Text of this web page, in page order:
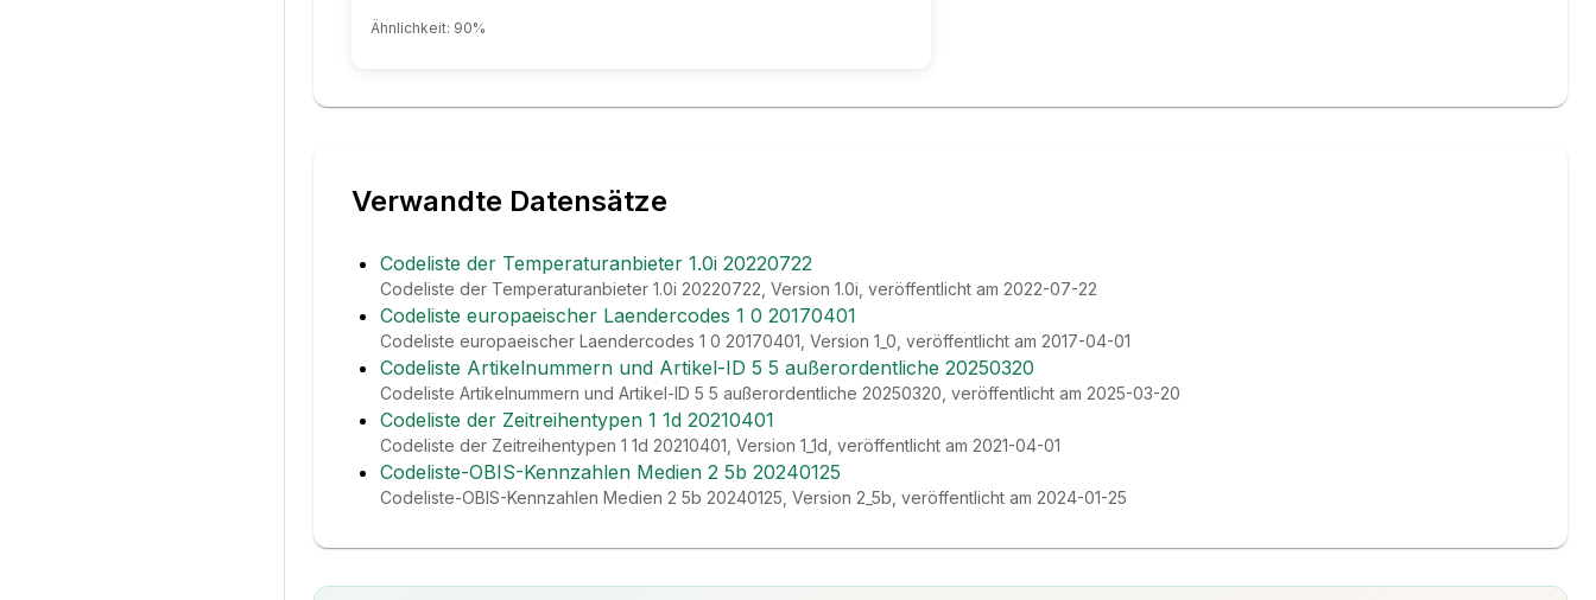
Ähnlichkeit: 90%
Verwandte Datensätze
Codeliste der Temperaturanbieter 1.0i 20220722
Codeliste der Temperaturanbieter 1.0i 20220722, Version 1.0i, veröffentlicht am 2022-07-22
Codeliste europaeischer Laendercodes 1 0 20170401
Codeliste europaeischer Laendercodes 1 0 20170401, Version 1_0, veröffentlicht am 2017-04-01
Codeliste Artikelnummern und Artikel-ID 5 5 außerordentliche 20250320
Codeliste Artikelnummern und Artikel-ID 5 5 außerordentliche 20250320, veröffentlicht am 2025-03-20
Codeliste der Zeitreihentypen 1 1d 20210401
Codeliste der Zeitreihentypen 1 1d 20210401, Version 1_1d, veröffentlicht am 2021-04-01
Codeliste-OBIS-Kennzahlen Medien 2 5b 20240125
Codeliste-OBIS-Kennzahlen Medien 2 5b 20240125, Version 2_5b, veröffentlicht am 2024-01-25